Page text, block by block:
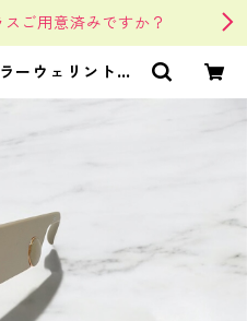
ご用意済みですか？
ーウェリントン